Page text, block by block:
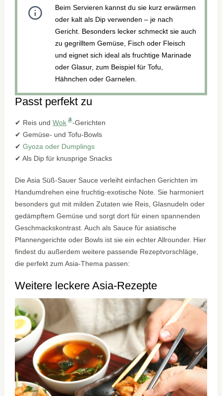
Beim Servieren kannst du sie kurz erwärmen
oder kalt als Dip verwenden – je nach
Gericht. Besonders lecker schmeckt sie auch
zu gegrilltem Gemüse, Fisch oder Fleisch
und eignet sich ideal als fruchtige Marinade
oder Glasur, zum Beispiel für Tofu,
Hähnchen oder Garnelen.
Passt perfekt zu
✔ Reis undWok
-Gerichten
✔ Gemüse- und Tofu-Bowls
✔Gyoza oder Dumplings
✔ Als Dip für knusprige Snacks
Die Asia Süß-Sauer Sauce verleiht einfachen Gerichten im
Handumdrehen eine fruchtig-exotische Note. Sie harmoniert
besonders gut mit milden Zutaten wie Reis, Glasnudeln oder
gedämpftem Gemüse und sorgt dort für einen spannenden
Geschmackskontrast. Auch als Sauce für asiatische
Pfannengerichte oder Bowls ist sie ein echter Allrounder. Hier
findest du außerdem weitere passende Rezeptvorschläge,
die perfekt zum Asia-Thema passen:
Weitere leckere Asia-Rezepte